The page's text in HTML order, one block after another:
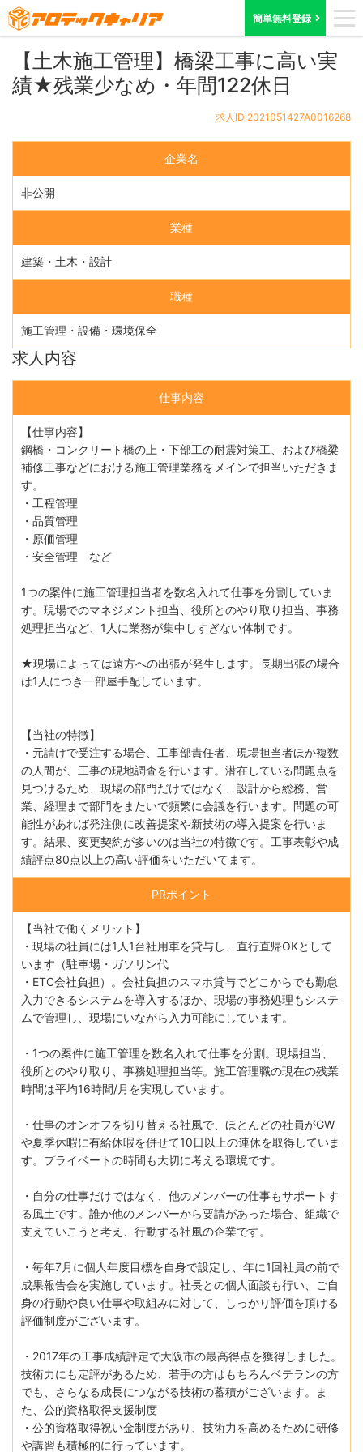
簡単無料登録
ホーム 求人検索 大阪府 求人ID:2021051427A0016268
【土木施工管理】橋梁工事に高い実
績★残業少なめ・年間122休日
求人ID:2021051427A0016268
企業名
非公開
業種
建築・土木・設計
職種
施工管理・設備・環境保全
求人内容
仕事内容
【仕事内容】
鋼橋・コンクリート橋の上・下部工の耐震対策工、および橋梁
補修工事などにおける施工管理業務をメインで担当いただきま
す。
・工程管理
・品質管理
・原価管理
・安全管理 など
1つの案件に施工管理担当者を数名入れて仕事を分割していま
す。現場でのマネジメント担当、役所とのやり取り担当、事務
処理担当など、1人に業務が集中しすぎない体制です。
★現場によっては遠方への出張が発生します。長期出張の場合
は1人につき一部屋手配しています。
【当社の特徴】
・元請けで受注する場合、工事部責任者、現場担当者ほか複数
の人間が、工事の現地調査を行います。潜在している問題点を
見つけるため、現場の部門だけではなく、設計から総務、営
業、経理まで部門をまたいで頻繁に会議を行います。問題の可
能性があれば発注側に改善提案や新技術の導入提案を行いま
す。結果、変更契約が多いのは当社の特徴です。工事表彰や成
績評点80点以上の高い評価をいただいてます。
PRポイント
【当社で働くメリット】
・現場の社員には1人1台社用車を貸与し、直行直帰OKとして
います（駐車場・ガソリン代
・ETC会社負担）。会社負担のスマホ貸与でどこからでも勤怠
入力できるシステムを導入するほか、現場の事務処理もシステ
ムで管理し、現場にいながら入力可能にしています。
・1つの案件に施工管理を数名入れて仕事を分割。現場担当、
役所とのやり取り、事務処理担当等。施工管理職の現在の残業
時間は平均16時間/月を実現しています。
・仕事のオンオフを切り替える社風で、ほとんどの社員がGW
や夏季休暇に有給休暇を併せて10日以上の連休を取得していま
す。プライベートの時間も大切に考える環境です。
・自分の仕事だけではなく、他のメンバーの仕事もサポートす
る風土です。誰か他のメンバーから要請があった場合、組織で
支えていこうと考え、行動する社風の企業です。
・毎年7月に個人年度目標を自身で設定し、年に1回社員の前で
成果報告会を実施しています。社長との個人面談も行い、ご自
身の行動や良い仕事や取組みに対して、しっかり評価を頂ける
評価制度がございます。
・2017年の工事成績評定で大阪市の最高得点を獲得しました。
技術力にも定評があるため、若手の方はもちろんベテランの方
でも、さらなる成長につながる技術の蓄積がございます。ま
た、公的資格取得支援制度
・公的資格取得祝い金制度があり、技術力を高めるために研修
や講習も積極的に行っています。